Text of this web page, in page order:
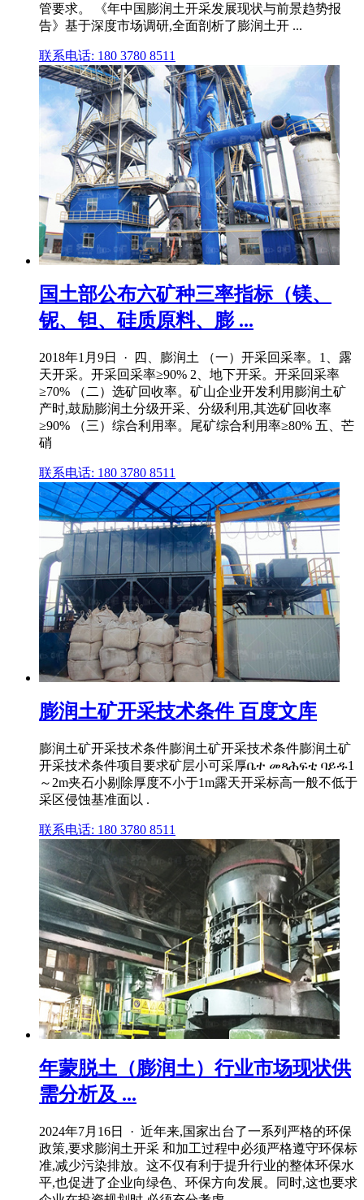
管要求。 《年中国膨润土开采发展现状与前景趋势报
告》基于深度市场调研,全面剖析了膨润土开 ...
联系电话: 180 3780 8511
国土部公布六矿种三率指标（镁、
铌、钽、硅质原料、膨 ...
2018年1月9日 · 四、膨润土 （一）开采回采率。1、露
天开采。开采回采率≥90% 2、地下开采。开采回采率
≥70% （二）选矿回收率。矿山企业开发利用膨润土矿
产时,鼓励膨润土分级开采、分级利用,其选矿回收率
≥90% （三）综合利用率。尾矿综合利用率≥80% 五、芒
硝
联系电话: 180 3780 8511
膨润土矿开采技术条件 百度文库
膨润土矿开采技术条件膨润土矿开采技术条件膨润土矿
开采技术条件项目要求矿层小可采厚ቤተ መጻሕፍቲ ባይዱ1
～2m夹石小剔除厚度不小于1m露天开采标高一般不低于
采区侵蚀基准面以 .
联系电话: 180 3780 8511
年蒙脱土（膨润土）行业市场现状供
需分析及 ...
2024年7月16日 · 近年来,国家出台了一系列严格的环保
政策,要求膨润土开采 和加工过程中必须严格遵守环保标
准,减少污染排放。这不仅有利于提升行业的整体环保水
平,也促进了企业向绿色、环保方向发展。同时,这也要求